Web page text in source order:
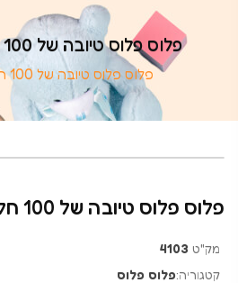
פלוס פלוס טיובה של 100 חלקים – בת ים
פלוס פלוס טיובה של 100 חלקים – בת ים
פלוס פלוס טיובה של 100 חלקים – בת ים
מק"ט 4103
קטגוריה:פלוס פלוס